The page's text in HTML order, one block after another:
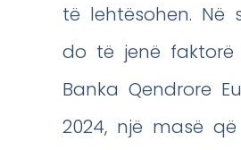
të lehtësohen. Në
do të jenë faktorë
Banka Qendrore
2024, një masë